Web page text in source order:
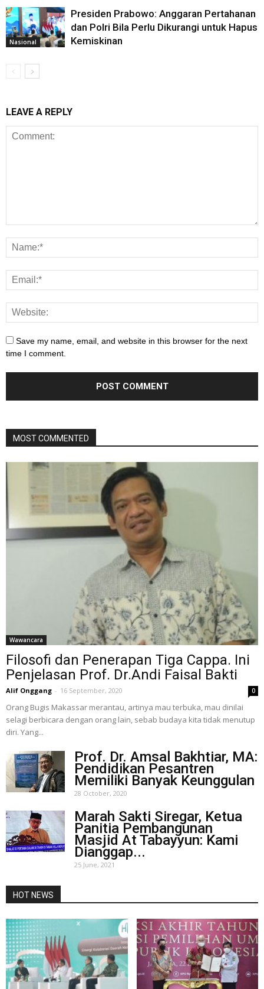
Nasional
Presiden Prabowo: Anggaran Pertahanan
dan Polri Bila Perlu Dikurangi untuk Hapus
Kemiskinan
LEAVE A REPLY
Save my name, email, and website in this browser for the next
time I comment.
MOST COMMENTED
Wawancara
Filosofi dan Penerapan Tiga Cappa. Ini
Penjelasan Prof. Dr.Andi Faisal Bakti
Alif Onggang - 16 September, 2020 0
Orang Bugis Makassar merantau, artinya mau terbuka, mau dinilai
selagi berbicara dengan orang lain, sebab budaya kita tidak menutup
diri. Yang...
Prof. Dr. Amsal Bakhtiar, MA:
Pendidikan Pesantren
Memiliki Banyak Keunggulan
28 October, 2020
Marah Sakti Siregar, Ketua
Panitia Pembangunan
Masjid At Tabayyun: Kami
Dianggap...
25 June, 2021
HOT NEWS